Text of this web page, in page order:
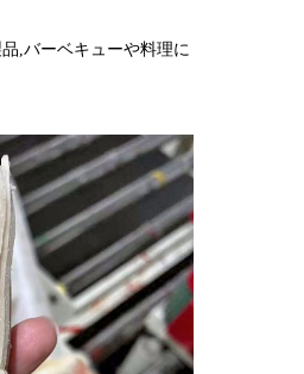
,バーベキューや料理に